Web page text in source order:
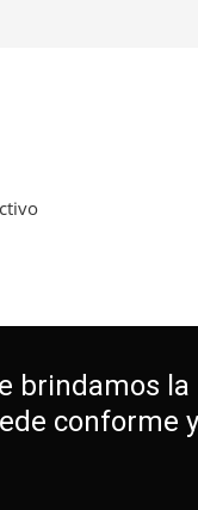
brindamos
conforme